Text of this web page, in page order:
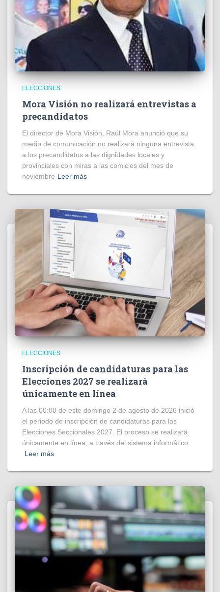
ELECCIONES
Mora Visión no realizará entrevistas a
precandidatos
El director de Mora Visión, Raúl Mora anunció que su
medio de comunicación no realizará ninguna entrevista
a los precandidatos a las dignidades locales y
provinciales con miras a las comicios del mes de
noviembre Leer más
ELECCIONES
Inscripción de candidaturas para las
Elecciones 2027 se realizará
únicamente en línea
A las 00:00 de este domingo 2 de agosto de 2026 inició
el periodo de inscripción de candidaturas para las
Elecciones Seccionales 2027. El proceso se realizará
únicamente en línea, a través del sistema informático
Leer más